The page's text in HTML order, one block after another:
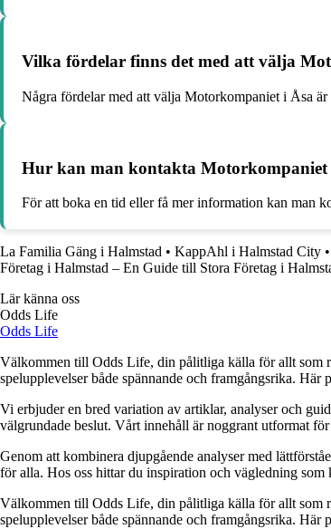
Vilka fördelar finns det med att välja
Några fördelar med att välja Motorkompaniet i Åsa
Hur kan man kontakta
För att boka en tid eller få mer information kan man
La Familia Gäng i Halmstad • KappAhl i Halmstad City •
Företag i Halmstad – En Guide till Stora Företag i
Lär känna oss
Odds Life
Odds Life
Välkommen till Odds Life, din pålitliga källa för allt som
spelupplevelser både spännande och framgångsrika.
Vi erbjuder en bred variation av artiklar, analyser och
välgrundade beslut. Vårt innehåll är noggrant utformat
Genom att kombinera djupgående analyser med
för alla. Hos oss hittar du inspiration och vägledning
Välkommen till Odds Life, din pålitliga källa för allt som
spelupplevelser både spännande och framgångsrika.